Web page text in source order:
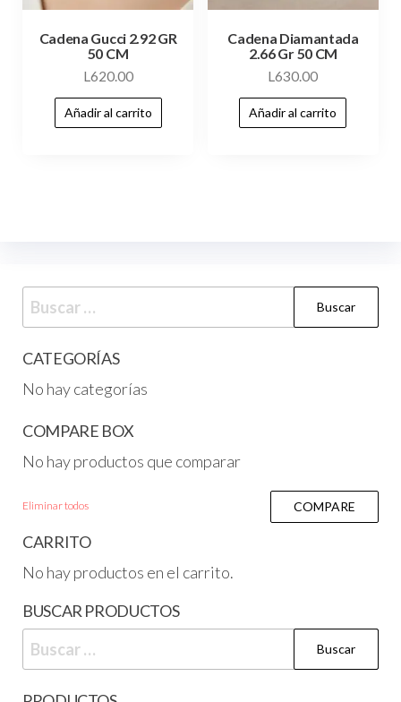
Cadena Gucci 2.92 GR
50 CM
L620.00
Añadir al carrito
Cadena Diamantada
2.66 Gr 50 CM
L630.00
Añadir al carrito
CATEGORÍAS
No hay categorías
COMPARE BOX
No hay productos que comparar
Eliminar todos COMPARE
CARRITO
No hay productos en el carrito.
BUSCAR PRODUCTOS